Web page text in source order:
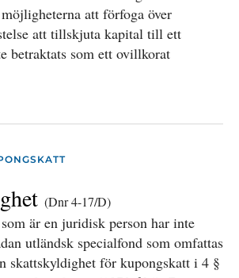
att förfoga över
att tillskjuta kapital till ett
betraktats som ett ovillkorat
(Dnr 4-17/D)
är en juridisk person har inte
utländsk specialfond som omfattas
skatt­skyldighet för kupongskatt i 4 §